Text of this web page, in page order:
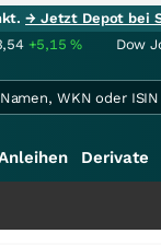
→ Jetzt Depot bei
+5,15% Dow
Derivate